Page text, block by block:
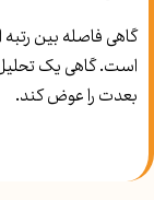
گاهی فاصله بین
است. گاهی یک
بعدت را عوض کند.